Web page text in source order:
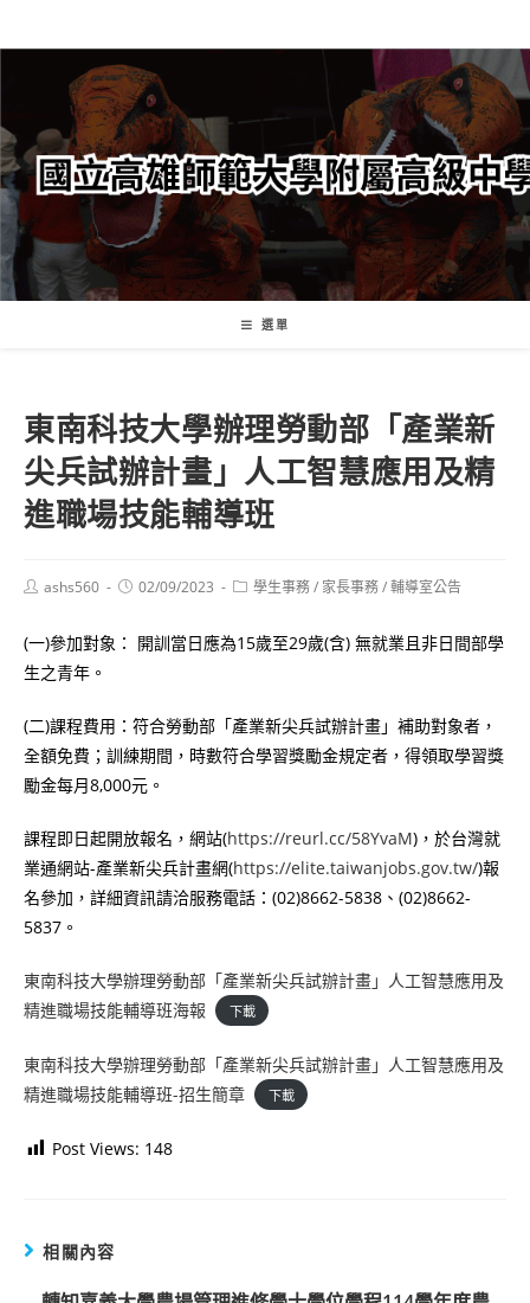
轉
要
內
容
選單
東南科技大學辦理勞動部「產業新
尖兵試辦計畫」人工智慧應用及精
進職場技能輔導班
Postashs560
Post02/09/2023
Post學生事務/ 家長事務/輔導室公告
(一)參加對象： 開訓當日應為15歲至29歲(含) 無就業且非日間部學
生之青年。
(二)課程費用：符合勞動部「產業新尖兵試辦計畫」補助對象者，
全額免費；訓練期間，時數符合學習獎勵金規定者，得領取學習獎
勵金每月8,000元。
課程即日起開放報名，網站(https://reurl.cc/58YvaM)，於台灣就
業通網站-產業新尖兵計畫網(https://elite.taiwanjobs.gov.tw/)報
名參加，詳細資訊請洽服務電話：(02)8662-5838、(02)8662-
5837。
東南科技大學辦理勞動部「產業新尖兵試辦計畫」人工智慧應用及
精進職場技能輔導班海報
下載
東南科技大學辦理勞動部「產業新尖兵試辦計畫」人工智慧應用及
精進職場技能輔導班-招生簡章
下載
Post Views: 148
相關內容